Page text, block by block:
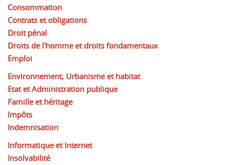
Consommation
Contrats et obligations
Droit pénal
Droits de l'homme et droits fondamentaux
Emploi
Environnement, Urbanisme et habitat
Etat et Administration publique
Famille et héritage
Impôts
Indemnisation
Informatique et Internet
Insolvabilité